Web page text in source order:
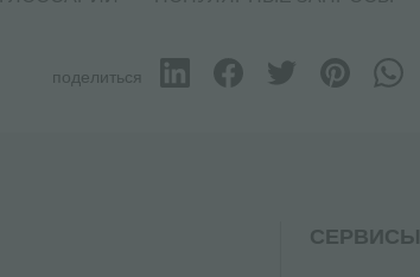
поделиться
СЕРВИСЫ